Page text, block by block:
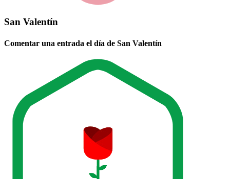
San Valentín
Comentar una entrada el día de San Valentín